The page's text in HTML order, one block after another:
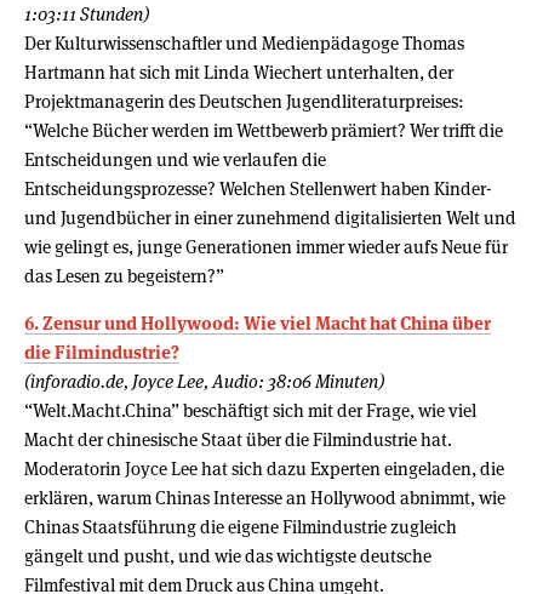
1:03:11 Stunden)
Der Kulturwissenschaftler und Medienpädagoge Thomas
Hartmann hat sich mit Linda Wiechert unterhalten, der
Projektmanagerin des Deutschen Jugendliteraturpreises:
“Welche Bücher werden im Wettbewerb prämiert? Wer trifft die
Entscheidungen und wie verlaufen die
Entscheidungsprozesse? Welchen Stellenwert haben Kinder-
und Jugendbücher in einer zunehmend digitalisierten Welt und
wie gelingt es, junge Generationen immer wieder aufs Neue für
das Lesen zu begeistern?”
6. Zensur und Hollywood: Wie viel Macht hat China über
die Filmindustrie?
(inforadio.de, Joyce Lee, Audio: 38:06 Minuten)
“Welt.Macht.China” beschäftigt sich mit der Frage, wie viel
Macht der chinesische Staat über die Filmindustrie hat.
Moderatorin Joyce Lee hat sich dazu Experten eingeladen, die
erklären, warum Chinas Interesse an Hollywood abnimmt, wie
Chinas Staatsführung die eigene Filmindustrie zugleich
gängelt und pusht, und wie das wichtigste deutsche
Filmfestival mit dem Druck aus China umgeht.